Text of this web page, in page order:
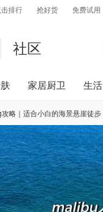
击排行 抢好货 免费试用
社区
家居厨卫 生活
略｜适合小白的海景悬崖徒步